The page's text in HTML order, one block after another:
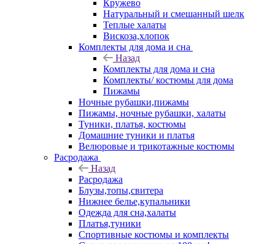
Кружево
Натуральный и смешанный шелк
Теплые халаты
Вискоза,хлопок
Комплекты для дома и сна
Назад
Комплекты для дома и сна
Комплекты/ костюмы для дома
Пижамы
Ночные рубашки,пижамы
Пижамы, ночные рубашки, халаты
Туники, платья, костюмы
Домашние туники и платья
Велюровые и трикотажные костюмы
Расродажа
Назад
Расродажа
Блузы,топы,свитера
Нижнее белье,купальники
Одежда для сна,халаты
Платья,туники
Спортивные костюмы и комплекты